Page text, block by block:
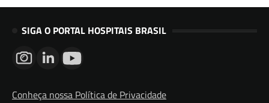
SIGA O PORTAL HOSPITAIS BRASIL
Conheça nossa Política de Privacidade